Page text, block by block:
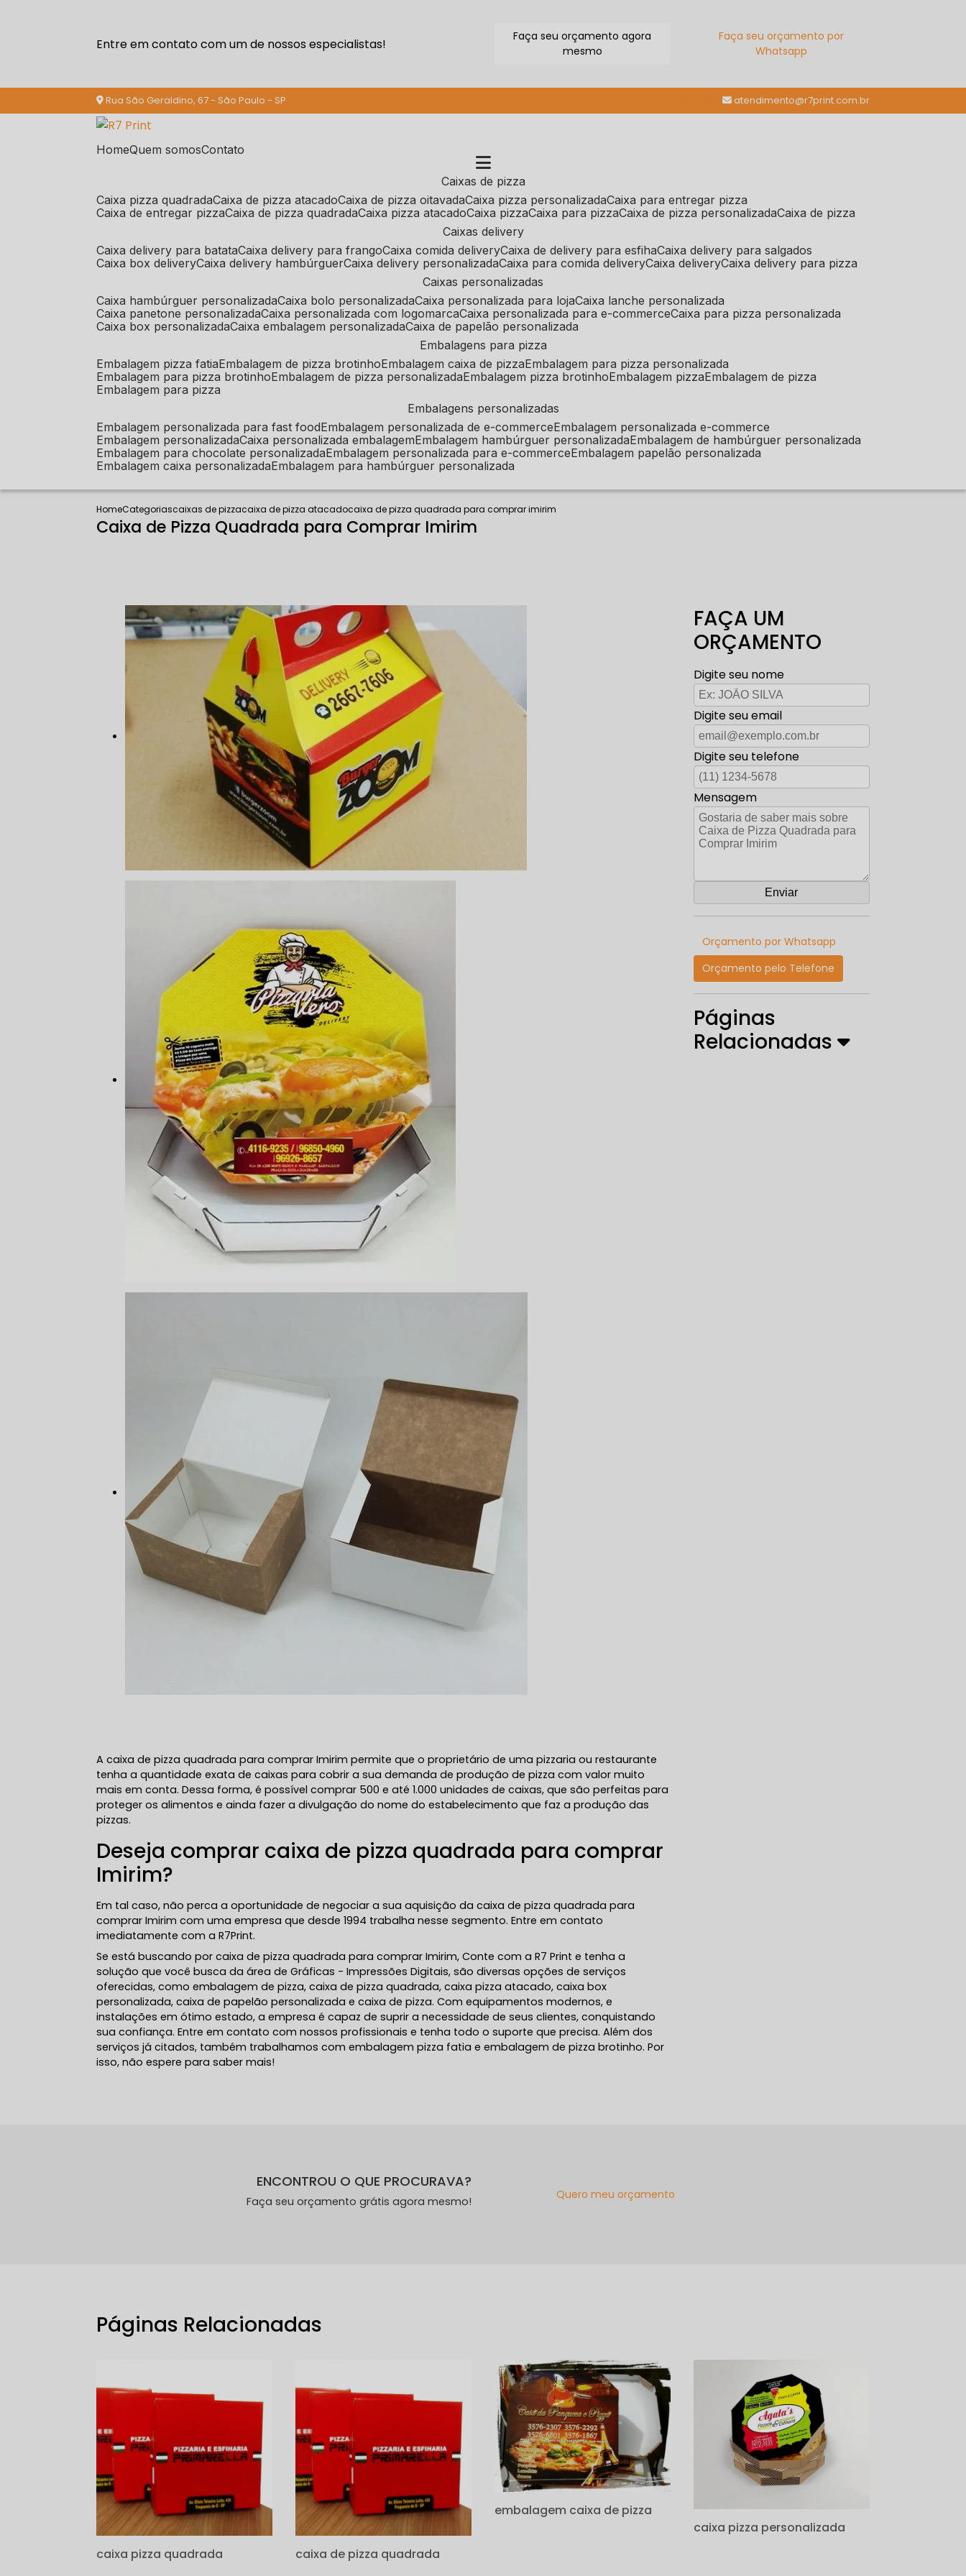
Entre em contato com um de nossos especialistas!
Faça seu orçamento agora
mesmo
Faça seu orçamento por
Whatsapp
Rua São Geraldino, 67 - São Paulo - SP atendimento@r7print.com.br
Home Quem somos Contato
caixas de pizza
caixa pizza quadrada caixa de pizza atacado caixa de pizza oitavada caixa pizza personalizada caixa para entregar pizza
caixa de entregar pizza caixa de pizza quadrada caixa pizza atacado caixa pizza caixa para pizza caixa de pizza personalizada caixa de pizza
caixas delivery
caixa delivery para batata caixa delivery para frango caixa comida delivery caixa de delivery para esfiha caixa delivery para salgados
caixa box delivery caixa delivery hambúrguer caixa delivery personalizada caixa para comida delivery caixa delivery caixa delivery para pizza
caixas personalizadas
caixa hambúrguer personalizada caixa bolo personalizada caixa personalizada para loja caixa lanche personalizada
caixa panetone personalizada caixa personalizada com logomarca caixa personalizada para e-commerce caixa para pizza personalizada
caixa box personalizada caixa embalagem personalizada caixa de papelão personalizada
embalagens para pizza
embalagem pizza fatia embalagem de pizza brotinho embalagem caixa de pizza embalagem para pizza personalizada
embalagem para pizza brotinho embalagem de pizza personalizada embalagem pizza brotinho embalagem pizza embalagem de pizza
embalagem para pizza
embalagens personalizadas
embalagem personalizada para fast food embalagem personalizada de e-commerce embalagem personalizada e-commerce
embalagem personalizada caixa personalizada embalagem embalagem hambúrguer personalizada embalagem de hambúrguer personalizada
embalagem para chocolate personalizada embalagem personalizada para e-commerce embalagem papelão personalizada
embalagem caixa personalizada embalagem para hambúrguer personalizada
HomeCategoriascaixas de pizzacaixa de pizza atacadocaixa de pizza quadrada para comprar imirim
Caixa de Pizza Quadrada para Comprar Imirim
A caixa de pizza quadrada para comprar Imirim permite que o proprietário de uma pizzaria ou restaurante
tenha a quantidade exata de caixas para cobrir a sua demanda de produção de pizza com valor muito
mais em conta. Dessa forma, é possível comprar 500 e até 1.000 unidades de caixas, que são perfeitas para
proteger os alimentos e ainda fazer a divulgação do nome do estabelecimento que faz a produção das
pizzas.
Deseja comprar caixa de pizza quadrada para comprar
Imirim?
Em tal caso, não perca a oportunidade de negociar a sua aquisição da caixa de pizza quadrada para
comprar Imirim com uma empresa que desde 1994 trabalha nesse segmento. Entre em contato
imediatamente com a R7Print.
Se está buscando por caixa de pizza quadrada para comprar Imirim, Conte com a R7 Print e tenha a
solução que você busca da área de Gráficas - Impressões Digitais, são diversas opções de serviços
oferecidas, como embalagem de pizza, caixa de pizza quadrada, caixa pizza atacado, caixa box
personalizada, caixa de papelão personalizada e caixa de pizza. Com equipamentos modernos, e
instalações em ótimo estado, a empresa é capaz de suprir a necessidade de seus clientes, conquistando
sua confiança. Entre em contato com nossos profissionais e tenha todo o suporte que precisa. Além dos
serviços já citados, também trabalhamos com embalagem pizza fatia e embalagem de pizza brotinho. Por
isso, não espere para saber mais!
FAÇA UM
ORÇAMENTO
Digite seu nome
Digite seu email
Digite seu telefone
Mensagem
Orçamento por Whatsapp
Orçamento pelo Telefone
Páginas
Relacionadas
ENCONTROU O QUE PROCURAVA?
Faça seu orçamento grátis agora mesmo!
Quero meu orçamento
Páginas Relacionadas
caixa pizza quadrada caixa de pizza quadrada
embalagem caixa de pizza
caixa pizza personalizada